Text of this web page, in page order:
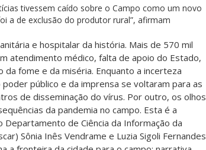
tivessem caído sobre o Campo como um novo
a de exclusão do produtor rural”, afirmam
e hospitalar da história. Mais de 570 mil
atendimento médico, falta de apoio do Estado,
da fome e da miséria. Enquanto a incerteza
público e da imprensa se voltaram para as
de disseminação do vírus. Por outro, os olhos
da pandemia no campo. Esta é a
de Ciência da Informação da
Sônia Inês Vendrame e Luzia Sigoli Fernandes